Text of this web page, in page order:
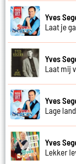
Yves
Laat je
Yves
Laat mij
Yves
Lage
Yves
Lekker